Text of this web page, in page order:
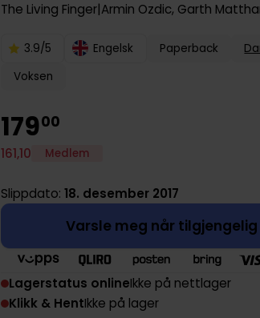
The Living Finger Armin Ozdic, Garth
3.9/5 Engelsk Paperback
Voksen
17900
161,10 Medlem
Slippdato:18. desember 2017
Varsle meg når tilgjengelig
Lagerstatus onlineIkke på nettlager
Klikk & HentIkke på lager